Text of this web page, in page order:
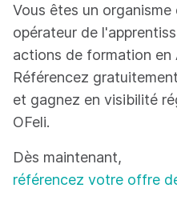
Vous êtes un
opérateur de
actions de formation en
Référencez
et gagnez en visibilité
OFeli.
Dès maintenant,
référencez votre offre